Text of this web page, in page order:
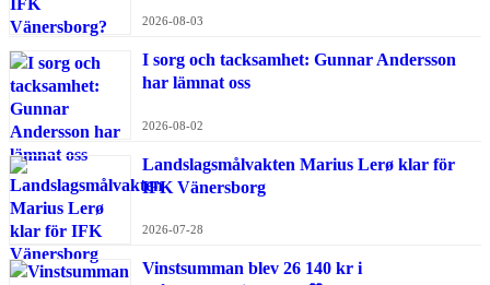
2026-08-03
I sorg och tacksamhet: Gunnar Andersson
har lämnat oss
2026-08-02
Landslagsmålvakten Marius Lerø klar för
IFK Vänersborg
2026-07-28
Vinstsumman blev 26 140 kr i